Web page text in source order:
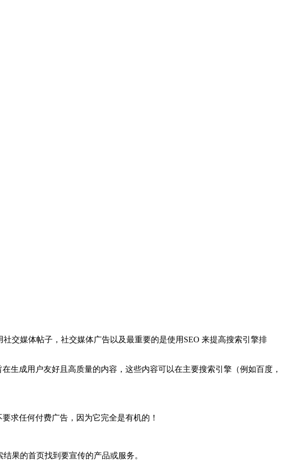
交媒体帖子，社交媒体广告以及最重要的是使用SEO 来提高搜索引擎排
生成用户友好且高质量的内容，这些内容可以在主要搜索引擎（例如百度，
求任何付费广告，因为它完全是有机的！
果的首页找到要宣传的产品或服务。